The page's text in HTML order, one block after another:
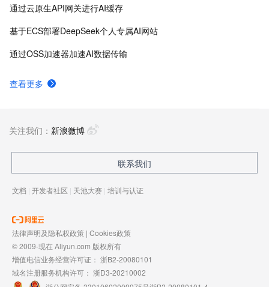
通过云原生API网关进行AI缓存
基于ECS部署DeepSeek个人专属AI网站
通过OSS加速器加速AI数据传输
查看更多
关注我们： 新浪微博
联系我们
文档 | 开发者社区 | 天池大赛 | 培训与认证
法律声明及隐私权政策 | Cookies政策
© 2009-现在 Aliyun.com 版权所有
增值电信业务经营许可证： 浙B2-20080101
域名注册服务机构许可： 浙D3-20210002